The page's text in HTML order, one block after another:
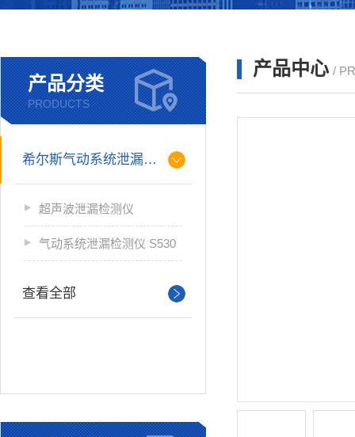
产品分类
PRODUCTS
希尔斯气动系统泄漏检测仪
超声波泄漏检测仪
气动系统泄漏检测仪 S530
查看全部
产品中心 /